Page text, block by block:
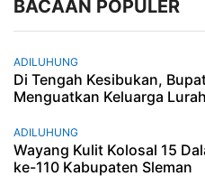
BACAAN POPULER
ADILUHUNG
Di Tengah Kesibukan,
Menguatkan Keluarga
ADILUHUNG
Wayang Kulit Kolosal 15
ke-110 Kabupaten Sleman